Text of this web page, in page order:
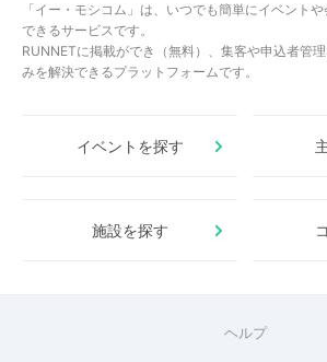
「イー・モシコム」は、いつでも簡単にイベント
できるサービスです。
RUNNETに掲載ができ（無料）、集客や申込者管
みを解決できるプラットフォームです。
イベントを探す
施設を探す
ヘルプ